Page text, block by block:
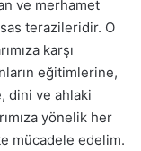
ve merhamet
terazileridir. O
karşı
eğitimlerine,
dini ve ahlaki
yönelik her
mücadele edelim.